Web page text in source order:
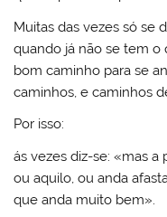
Muitas das vezes só se
quando já não se tem o
bom caminho para se
caminhos, e caminhos
Por isso:
ás vezes diz-se: «mas a
ou aquilo, ou anda
que anda muito bem».